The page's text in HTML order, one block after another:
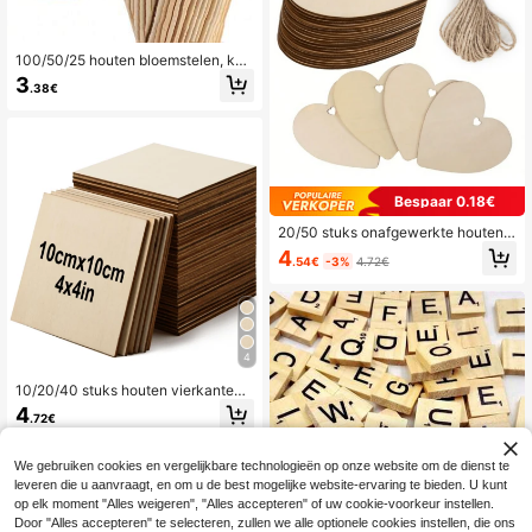
100/50/25 houten bloemstelen, kun
stbloemstelen van draad, geschikt
voor doe-het-zelf boeketten, onder
menten, en vele andere toepassing
en (11,8/9,84/7,87/5,9 inch - 30/25/
20/15 cm).
3.38€
4
10/20/40 stuks houten vierkanten
van 4x4 inch, 0,08 inch dikke blan
co multiplex platen, houten vierkant
4.72€
Bespaar 0.18€
20/50 stuks onafgewerkte houten h
artvormige ornamenten, verschillen
de maten, geschikt voor doe-het-z
eringen en bedankjes voor bruilofte
n
4.54€ -3% 4.72€
We gebruiken cookies en vergelijkbare technologieën op onze website om de dienst te
leveren die u aanvraagt, en om u de best mogelijke website-ervaring te bieden. U kunt
op elk moment "Alles weigeren", "Alles accepteren" of uw cookie-voorkeur instellen.
Door "Alles accepteren" te selecteren, zullen we alle optionele cookies instellen, die ons